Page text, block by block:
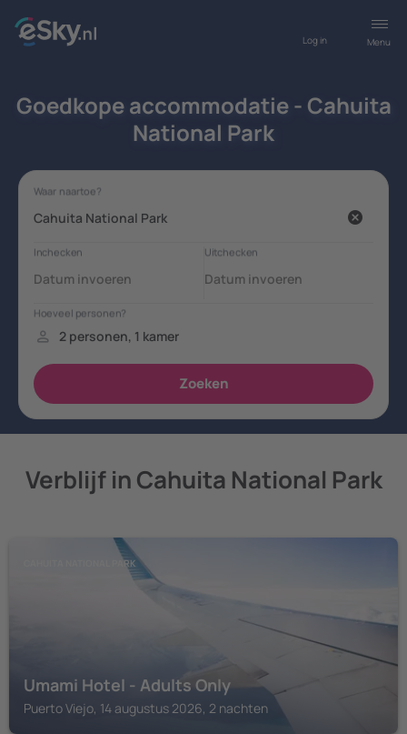
Menu
Log in
Goedkope accommodatie - Cahuita
National Park
Verblijf in Cahuita National Park
CAHUITA NATIONAL PARK
Umami Hotel - Adults Only
Puerto Viejo, 14 augustus 2026, 2 nachten